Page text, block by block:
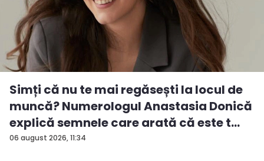
06 august 2026, 11:34
Simți că nu te mai regăsești la locul de
muncă? Numerologul Anastasia Donică
explică semnele care arată că este t...